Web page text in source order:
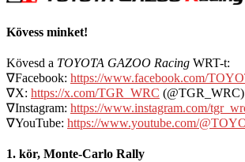
Kövess minket!
Kövesd a TOYOTA GAZOO Racing WRT-t:
∇Facebook: https://www.facebook.com/
∇X: https://x.com/TGR_WRC (@TGR_WRC)
∇Instagram: https://www.instagram.com/
∇YouTube: https://www.youtube.com/
1. kör, Monte-Carlo Rally